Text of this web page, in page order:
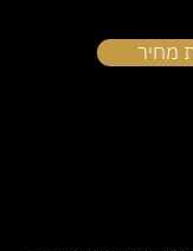
מחיר